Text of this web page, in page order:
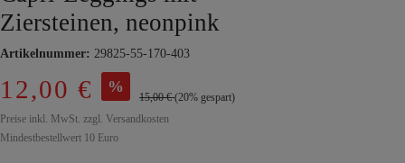
Ziersteinen, neonpink
Artikelnummer: 29825-55-170-403
12,00 € %
15,00 €(20% gespart)
Preise inkl. MwSt. zzgl. Versandkosten
Mindestbestellwert 10 Euro